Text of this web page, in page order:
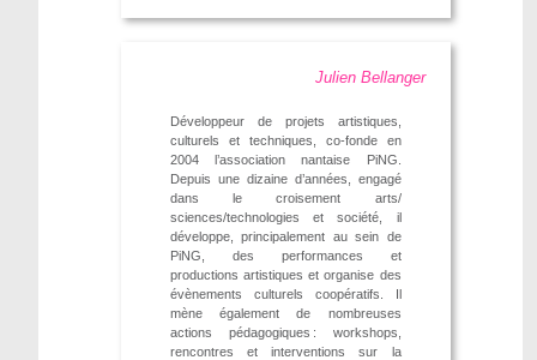
Julien Bellanger
Développeur de projets artistiques,
culturels et techniques, co-fonde en
2004 l’association nantaise PiNG.
Depuis une dizaine d’années, engagé
dans le croisement arts/
sciences/technologies et société, il
développe, principalement au sein de
PiNG, des performances et
productions artistiques et organise des
évènements culturels coopératifs. Il
mène également de nombreuses
actions pédagogiques : workshops,
rencontres et interventions sur la